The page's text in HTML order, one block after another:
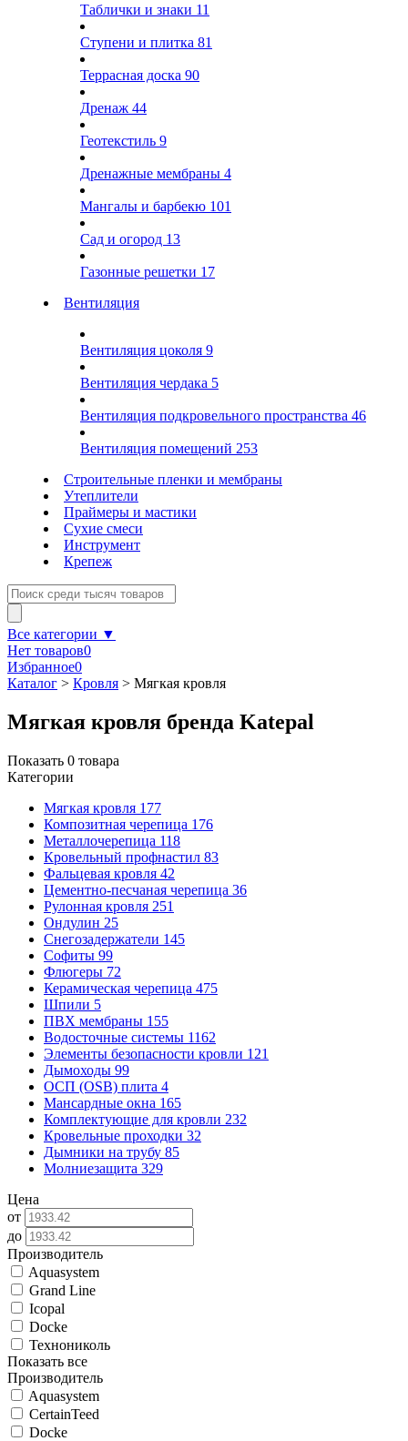
Таблички и знаки 11
Ступени и плитка 81
Террасная доска 90
Дренаж 44
Геотекстиль 9
Дренажные мембраны 4
Мангалы и барбекю 101
Сад и огород 13
Газонные решетки 17
Вентиляция
Вентиляция цоколя 9
Вентиляция чердака 5
Вентиляция подкровельного пространства 46
Вентиляция помещений 253
Строительные пленки и мембраны
Утеплители
Праймеры и мастики
Сухие смеси
Инструмент
Крепеж
Все категории ▼
Нет товаров0
Избранное0
Каталог > Кровля > Мягкая кровля
Мягкая кровля бренда Katepal
Показать 0 товара
Категории
Мягкая кровля 177
Композитная черепица 176
Металлочерепица 118
Кровельный профнастил 83
Фальцевая кровля 42
Цементно-песчаная черепица 36
Рулонная кровля 251
Ондулин 25
Снегозадержатели 145
Софиты 99
Флюгеры 72
Керамическая черепица 475
Шпили 5
ПВХ мембраны 155
Водосточные системы 1162
Элементы безопасности кровли 121
Дымоходы 99
ОСП (OSB) плита 4
Мансардные окна 165
Комплектующие для кровли 232
Кровельные проходки 32
Дымники на трубу 85
Молниезащита 329
Цена
от
до
Производитель
Aquasystem
Grand Line
Icopal
Docke
Технониколь
Показать все
Производитель
Aquasystem
CertainTeed
Docke